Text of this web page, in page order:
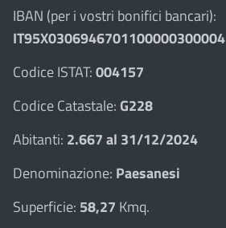
IBAN (per i vostri bonifici bancari):
IT95X0306946701100000300004
Codice ISTAT:004157
Codice Catastale:G228
Abitanti: 2.667 al 31/12/2024
Denominazione: Paesanesi
Superficie: 58,27 Kmq.